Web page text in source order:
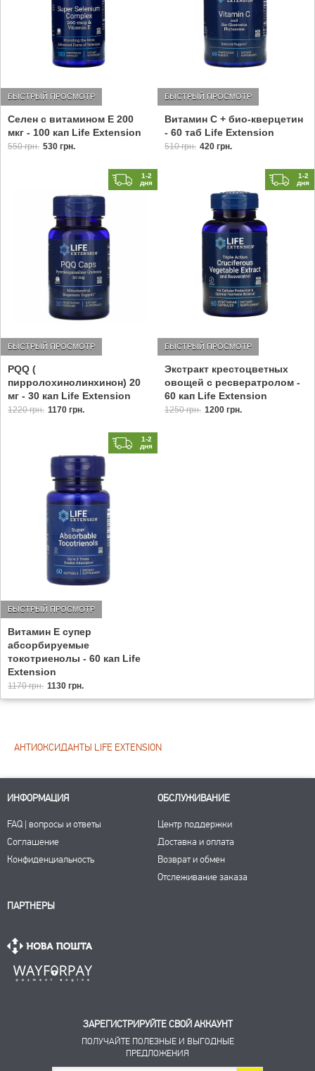
Селен с витамином Е 200
мкг - 100 кап Life Extension
БЫСТРЫЙ ПРОСМОТР
550 грн. 530 грн.
Витамин С + био-кверцетин
- 60 таб Life Extension
БЫСТРЫЙ ПРОСМОТР
510 грн. 420 грн.
1-2
дня
PQQ (
пирролохинолинхинон) 20
мг - 30 кап Life Extension
БЫСТРЫЙ ПРОСМОТР
1220 грн. 1170 грн.
1-2
дня
Экстракт крестоцветных
овощей с ресвератролом -
60 кап Life Extension
БЫСТРЫЙ ПРОСМОТР
1250 грн. 1200 грн.
1-2
дня
Витамин Е супер
абсорбируемые
токотриенолы - 60 кап Life
Extension
БЫСТРЫЙ ПРОСМОТР
1170 грн. 1130 грн.
АНТИОКСИДАНТЫ LIFE EXTENSION
ИНФОРМАЦИЯ
FAQ | вопросы и ответы
Соглашение
Конфиденциальность
ОБСЛУЖИВАНИЕ
Центр поддержки
Доставка и оплата
Возврат и обмен
Отслеживание заказа
ПАРТНЕРЫ
ЗАРЕГИСТРИРУЙТЕ СВОЙ АККАУНТ
ПОЛУЧАЙТЕ ПОЛЕЗНЫЕ И ВЫГОДНЫЕ
ПРЕДЛОЖЕНИЯ